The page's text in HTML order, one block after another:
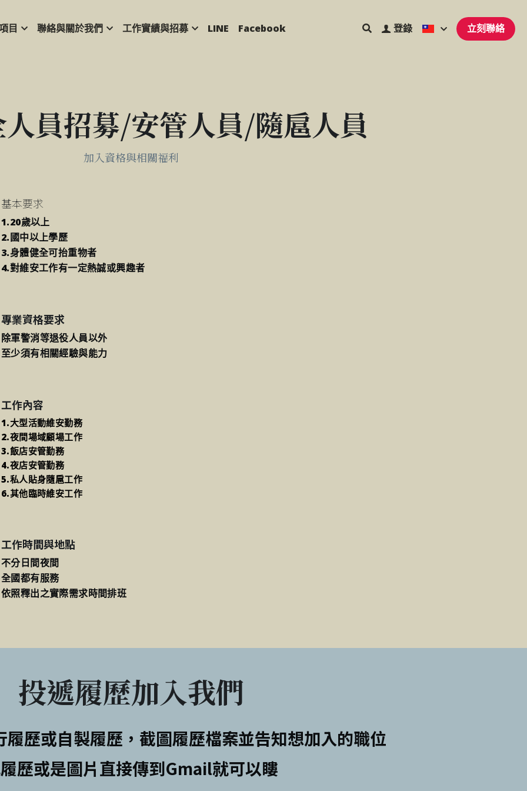
目 聯絡與關於我們 工作實績與招募 LINE Facebook 登錄 立刻聯絡
員招募/安管人員/隨扈人員
加入資格與相關福利
基本要求
1.20歲以上
2.國中以上學歷
3.身體健全可抬重物者
4.對維安工作有一定熱誠或興趣者
專業資格要求
除軍警消等退役人員以外
至少須有相關經驗與能力
工作內容
1.大型活動維安勤務
2.夜間場域顧場工作
3.飯店安管勤務
4.夜店安管勤務
5.私人貼身隨扈工作
6.其他臨時維安工作
工作時間與地點
不分日間夜間
全國都有服務
依照釋出之實際需求時間排班
投遞履歷加入我們
履歷或自製履歷，截圖履歷檔案並告知想加入的職位
歷或是圖片直接傳到Gmail就可以瞜